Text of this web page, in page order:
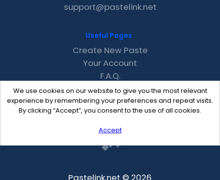
We use cookies on our website to give you the most relevant
experience by remembering your preferences and repeat visits.
By clicking “Accept”, you consent to the use of all cookies.
Accept
support@pastelink.net
Useful Pages
Create New Paste
Your Account
F.A.Q.
Recent
Contact
Pastelink.net © 2026